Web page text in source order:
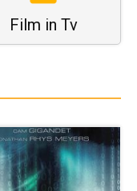
Film in Tv